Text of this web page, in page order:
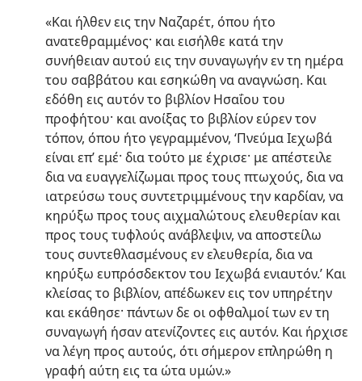
«Και ήλθεν εις την Ναζαρέτ, όπου ήτο
ανατεθραμμένος· και εισήλθε κατά την
συνήθειαν αυτού εις την συναγωγήν εν τη ημέρα
του σαββάτου και εσηκώθη να αναγνώση. Και
εδόθη εις αυτόν το βιβλίον Ησαΐου του
προφήτου· και ανοίξας το βιβλίον εύρεν τον
τόπον, όπου ήτο γεγραμμένον, ‘Πνεύμα Ιεχωβά
είναι επ’ εμέ· δια τούτο με έχρισε· με απέστειλε
δια να ευαγγελίζωμαι προς τους πτωχούς, δια να
ιατρεύσω τους συντετριμμένους την καρδίαν, να
κηρύξω προς τους αιχμαλώτους ελευθερίαν και
προς τους τυφλούς ανάβλεψιν, να αποστείλω
τους συντεθλασμένους εν ελευθερία, δια να
κηρύξω ευπρόσδεκτον του Ιεχωβά ενιαυτόν.’ Και
κλείσας το βιβλίον, απέδωκεν εις τον υπηρέτην
και εκάθησε· πάντων δε οι οφθαλμοί των εν τη
συναγωγή ήσαν ατενίζοντες εις αυτόν. Και ήρχισε
να λέγη προς αυτούς, ότι σήμερον επληρώθη η
γραφή αύτη εις τα ώτα υμών.»